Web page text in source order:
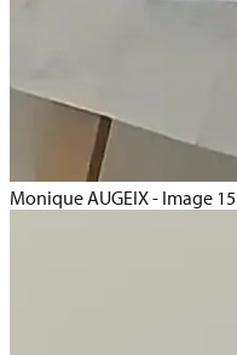
Monique AUGEIX - Image 15